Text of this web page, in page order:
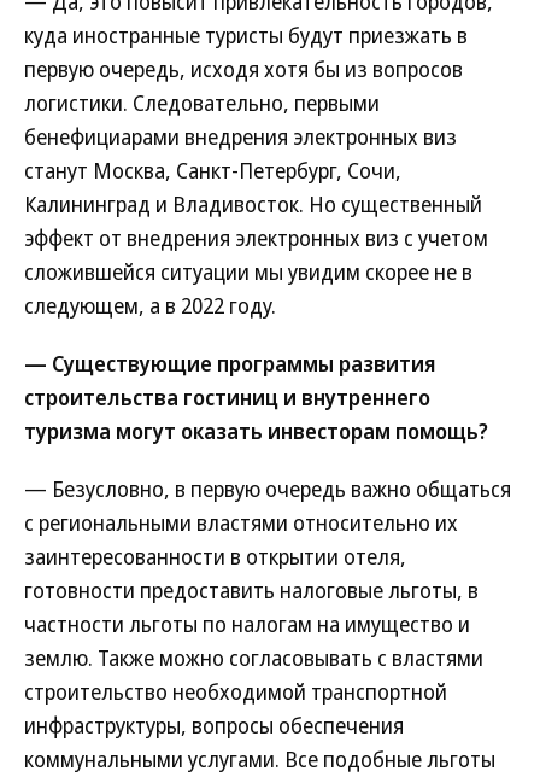
куда иностранные туристы будут приезжать в
первую очередь, исходя хотя бы из вопросов
логистики. Следовательно, первыми
бенефициарами внедрения электронных виз
станут Москва, Санкт-Петербург, Сочи,
Калининград и Владивосток. Но существенный
эффект от внедрения электронных виз с учетом
сложившейся ситуации мы увидим скорее не в
следующем, а в 2022 году.
— Существующие программы развития
строительства гостиниц и внутреннего
туризма могут оказать инвесторам помощь?
— Безусловно, в первую очередь важно общаться
с региональными властями относительно их
заинтересованности в открытии отеля,
готовности предоставить налоговые льготы, в
частности льготы по налогам на имущество и
землю. Также можно согласовывать с властями
строительство необходимой транспортной
инфраструктуры, вопросы обеспечения
коммунальными услугами. Все подобные льготы